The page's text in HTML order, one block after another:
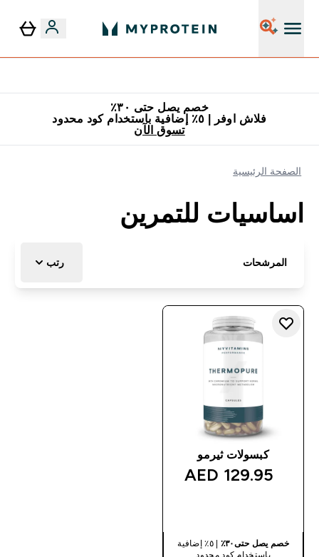
خصم يصل حتى ٣٠٪
فلاش اوفر | ٥٪ إضافية باستخدام كود محدود
تسوق الآن
الصفحة الرئيسية
اساسيات للتمرين
المرشحات رتب
كبسولات ثيرمو
129.95 AED‎
خصم يصل حتى٣٠٪
| ٥٪ إضافية